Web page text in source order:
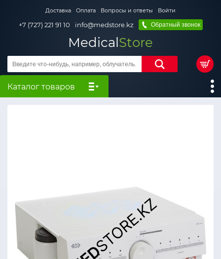
Доставка Оплата Вопросы и ответы Войти
+7 (727) 221 91 10 info@medstore.kz Обратный звонок
MedicalStore
Каталог товаров